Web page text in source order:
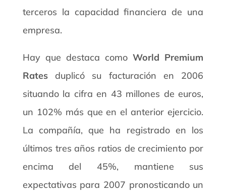
terceros la capacidad financiera de una
empresa.
Hay que destaca comoWorld Premium
Ratesduplicó su facturación en 2006
situando la cifra en 43 millones de euros,
un 102% más que en el anterior ejercicio.
La compañía, que ha registrado en los
últimos tres años ratios de crecimiento por
encima del 45%, mantiene sus
expectativas para 2007 pronosticando un